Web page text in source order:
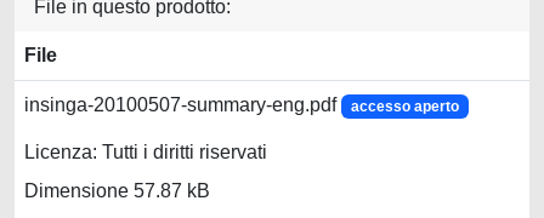
File in questo prodotto:
File
insinga-20100507-summary-eng.pdf accesso aperto
Licenza: Tutti i diritti riservati
Dimensione 57.87 kB